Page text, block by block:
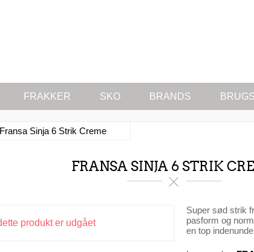
FRAKKER SKO BRANDS
Fransa Sinja 6 Strik Creme
FRANSA SINJA 6 STRIK
produkt er udgået
Super sød strik
pasform og
en top